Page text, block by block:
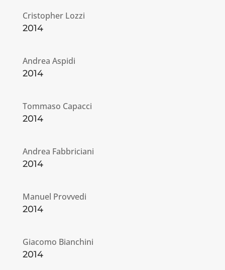
Cristopher Lozzi
2014
Andrea Aspidi
2014
Tommaso Capacci
2014
Andrea Fabbriciani
2014
Manuel Provvedi
2014
Giacomo Bianchini
2014